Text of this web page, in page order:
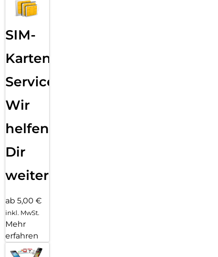
SIM-
Karten
Service:
Wir
helfen
Dir
weiter
ab 5,00 €
inkl. MwSt.
Mehr
erfahren